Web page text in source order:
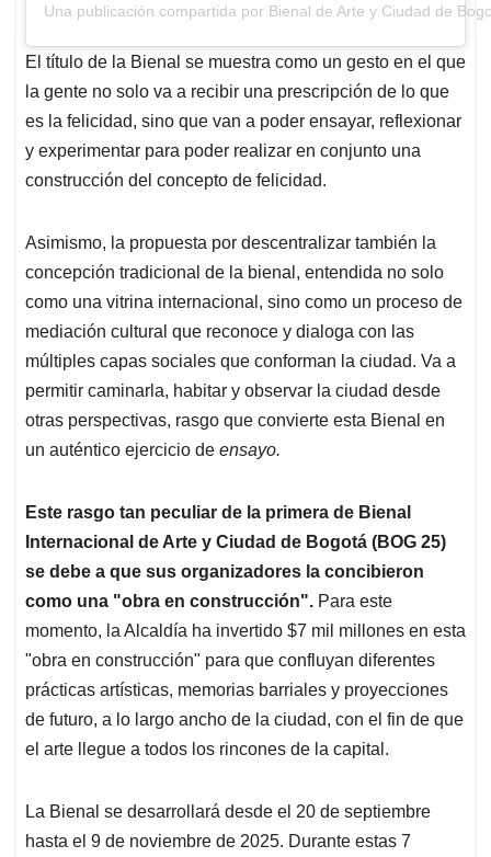
Una publicación compartida por Bienal de Arte y Ciudad de
El título de la Bienal se muestra como un gesto en el que
la gente no solo va a recibir una prescripción de lo que
es la felicidad, sino que van a poder ensayar, reflexionar
y experimentar para poder realizar en conjunto una
construcción del concepto de felicidad.
Asimismo, la propuesta por descentralizar también la
concepción tradicional de la bienal, entendida no solo
como una vitrina internacional, sino como un proceso de
mediación cultural que reconoce y dialoga con las
múltiples capas sociales que conforman la ciudad. Va a
permitir caminarla, habitar y observar la ciudad desde
otras perspectivas, rasgo que convierte esta Bienal en
un auténtico ejercicio de ensayo.
Este rasgo tan peculiar de la primera de Bienal
Internacional de Arte y Ciudad de Bogotá (BOG 25)
se debe a que sus organizadores la concibieron
como una "obra en construcción". Para este
momento, la Alcaldía ha invertido $7 mil millones en esta
"obra en construcción" para que confluyan diferentes
prácticas artísticas, memorias barriales y proyecciones
de futuro, a lo largo ancho de la ciudad, con el fin de que
el arte llegue a todos los rincones de la capital.
La Bienal se desarrollará desde el 20 de septiembre
hasta el 9 de noviembre de 2025. Durante estas 7